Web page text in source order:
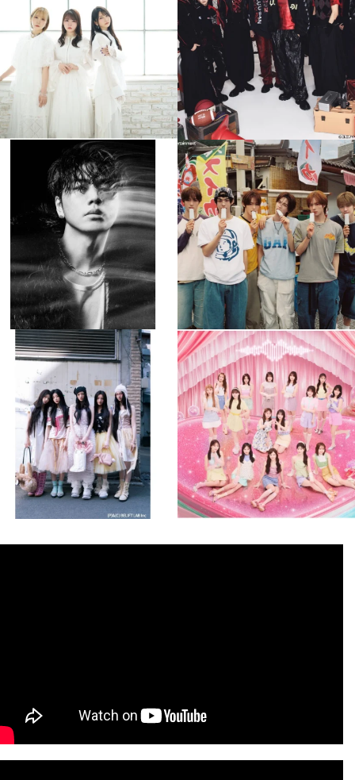
8月 4
4 0
8月 4
4 0
musicjapantv
💡8月特番放送決定！
...
8月 4
588 0
musicjapantv
💡8月特番放送決定！
...
8月 4
6 0
musicjapantv
💡8月特番放送決定！
8月 4
2 0
musicjapantv
💡8月特番放送決定！
...
8月 4
2 0